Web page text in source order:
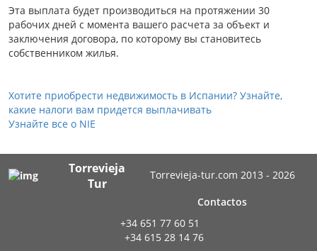
Эта выплата будет производиться на протяжении 30
рабочих дней с момента вашего расчета за объект и
заключения договора, по которому вы становитесь
собственником жилья.
Хотите приобрести недвижимость в Испании? Узнайте,
какие налоги вам придется выплачивать
Узнайте все о NIE
Torrevieja
Tur
Torrevieja-tur.com 2013 - 2026
Contactos
+34 651 77 60 51
+34 615 28 14 76